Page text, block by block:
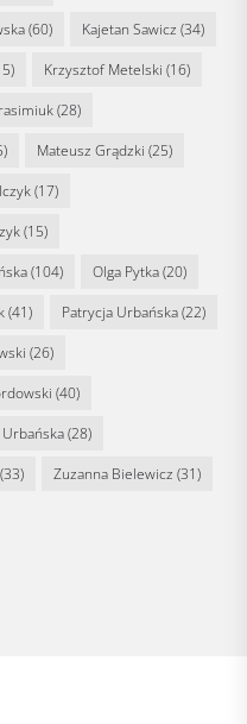
(60) Kajetan Sawicz (34)
Krzysztof Metelski (16)
(28)
Mateusz Grądzki (25)
(17)
(15)
(104) Olga Pytka(20)
(41) Patrycja Urbańska(22)
(26)
(40)
Urbańska(28)
(33) Zuzanna Bielewicz (31)